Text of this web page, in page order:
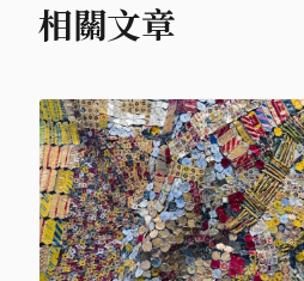
相關文章